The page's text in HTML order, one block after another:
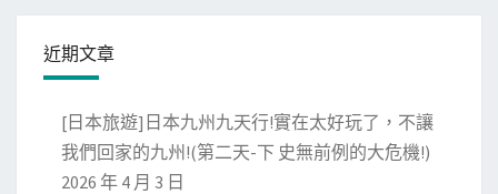
近期文章
[日本旅遊]日本九州九天行!實在太好玩了，不讓
我們回家的九州!(第二天-下 史無前例的大危機!)
2026 年 4 月 3 日